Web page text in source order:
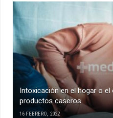
Intoxicación en el hogar o
productos caseros
16 FEBRERO, 2022